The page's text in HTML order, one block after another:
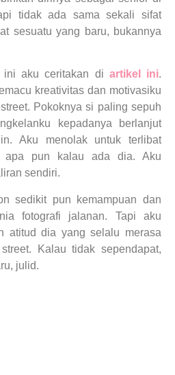
tidak ada sama sekali sifat
sesuatu yang baru, bukannya
ini aku ceritakan di artikel ini.
kreativitas dan motivasiku
Pokoknya si paling sepuh
kepadanya berlanjut
Aku menolak untuk terlibat
apa pun kalau ada dia. Aku
sendiri.
sedikit pun kemampuan dan
fotografi jalanan. Tapi aku
atitud dia yang selalu merasa
Kalau tidak sependapat,
julid.